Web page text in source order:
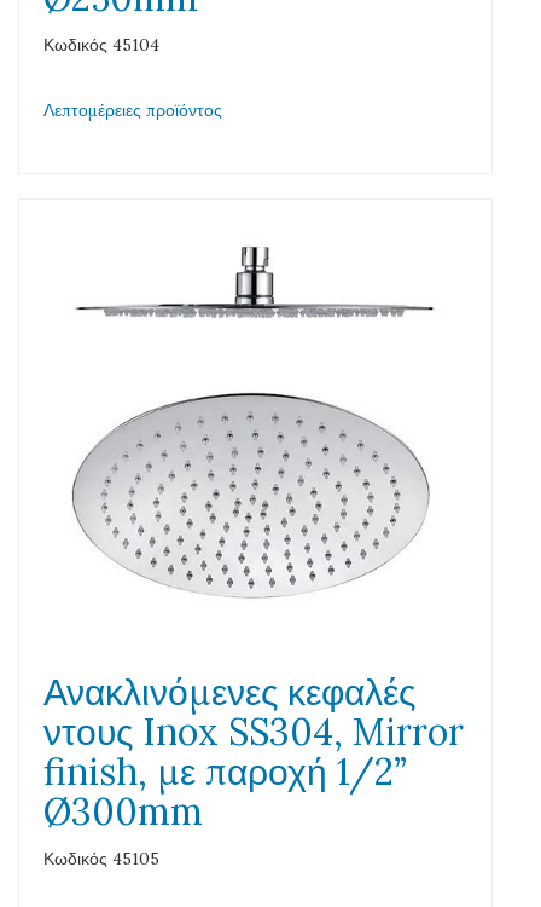
Κωδικός 45104
Λεπτομέρειες προϊόντος
Ανακλινόμενες κεφαλές
ντους Inox SS304, Mirror
finish, με παροχή 1/2”
Ø300mm
Κωδικός 45105